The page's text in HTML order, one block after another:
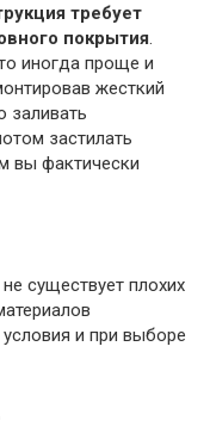
требует
покрытия
иногда проще и
жесткий
заливать
застилать
вы фактически
существует плохих
и при выборе